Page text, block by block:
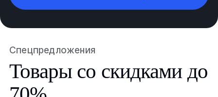
Спецпредложения
Товары со скидками до